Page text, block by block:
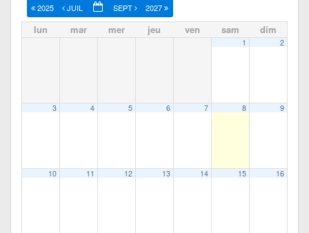
2025 JUIL SEPT 2027
lun mar mer jeu ven sam dim
1 2
3 4 5 6 7 8 9
10 11 12 13 14 15 16